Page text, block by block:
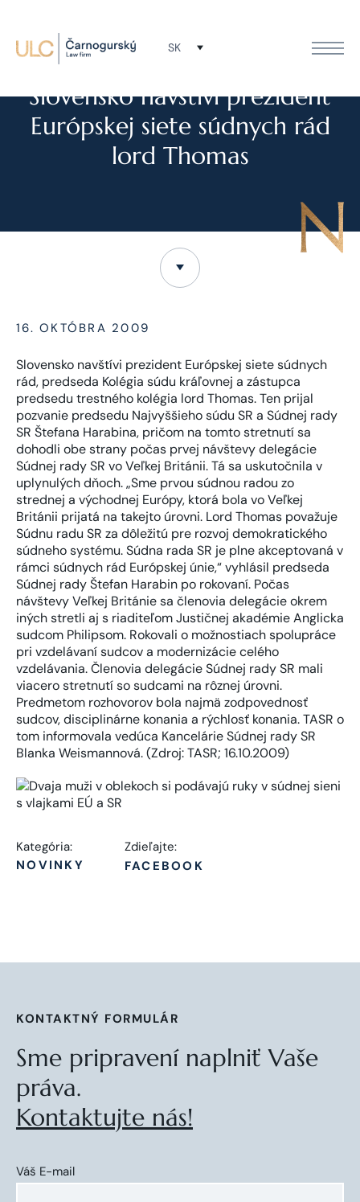
SK
NOVINKY
Slovensko navštívi prezident
Európskej siete súdnych rád
lord Thomas
16. OKTÓBRA 2009
Slovensko navštívi prezident Európskej siete súdnych
rád, predseda Kolégia súdu kráľovnej a zástupca
predsedu trestného kolégia lord Thomas. Ten prijal
pozvanie predsedu Najvyššieho súdu SR a Súdnej rady
SR Štefana Harabina, pričom na tomto stretnutí sa
dohodli obe strany počas prvej návštevy delegácie
Súdnej rady SR vo Veľkej Británii. Tá sa uskutočnila v
uplynulých dňoch. „Sme prvou súdnou radou zo
strednej a východnej Európy, ktorá bola vo Veľkej
Británii prijatá na takejto úrovni. Lord Thomas považuje
Súdnu radu SR za dôležitú pre rozvoj demokratického
súdneho systému. Súdna rada SR je plne akceptovaná v
rámci súdnych rád Európskej únie,“ vyhlásil predseda
Súdnej rady Štefan Harabin po rokovaní. Počas
návštevy Veľkej Británie sa členovia delegácie okrem
iných stretli aj s riaditeľom Justičnej akadémie Anglicka
sudcom Philipsom. Rokovali o možnostiach spolupráce
pri vzdelávaní sudcov a modernizácie celého
vzdelávania. Členovia delegácie Súdnej rady SR mali
viacero stretnutí so sudcami na rôznej úrovni.
Predmetom rozhovorov bola najmä zodpovednosť
sudcov, disciplinárne konania a rýchlosť konania. TASR o
tom informovala vedúca Kancelárie Súdnej rady SR
Blanka Weismannová. (Zdroj: TASR; 16.10.2009)
Kategória:
NOVINKY
Zdieľajte:
FACEBOOK
KONTAKTNÝ FORMULÁR
Sme pripravení naplniť Vaše
práva.
Kontaktujte nás!
Váš E-mail